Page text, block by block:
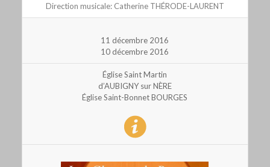
Direction musicale: Catherine THÉRODE-LAURENT
11 décembre 2016
10 décembre 2016
Église Saint Martin
d’AUBIGNY sur NÈRE
Église Saint-Bonnet BOURGES